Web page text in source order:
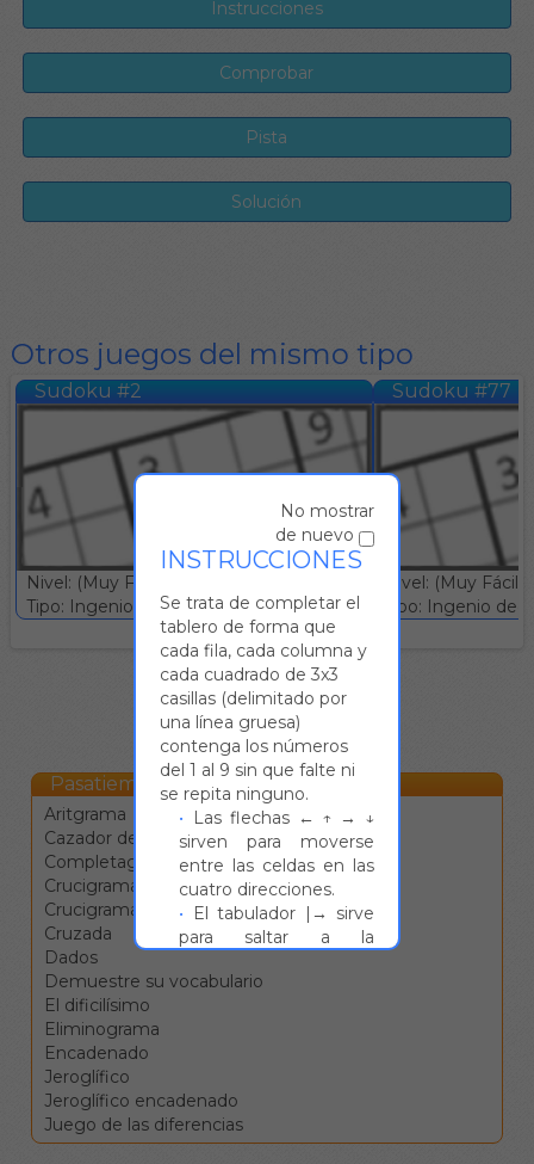
Otros juegos del mismo tipo
Sudoku #2
Nivel: (Muy Fácil)
Tipo: Ingenio deductivo :: Gratuito
Sudoku #77
Nivel: (Muy Fácil)
Tipo: Ingenio
Pasatiempos Online
Aritgrama
Cazador de estrellas
Completagrama
Crucigrama
Crucigrama blanco
Cruzada
Dados
Demuestre su vocabulario
El dificilísimo
Eliminograma
Encadenado
Jeroglífico
Jeroglífico encadenado
Juego de las diferencias
No mostrar
de nuevo
INSTRUCCIONES
Se trata de completar el
tablero de forma que
cada fila, cada columna y
cada cuadrado de 3x3
casillas (delimitado por
una línea gruesa)
contenga los números
del 1 al 9 sin que falte ni
se repita ninguno.
Las flechas ← ↑ → ↓
sirven para moverse
entre las celdas en las
cuatro direcciones.
El tabulador |→ sirve
para saltar a la
La barra de espacio
casilla y se mueve a la
anterior.